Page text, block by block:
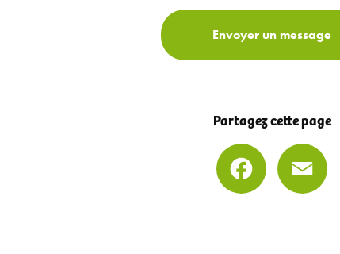
Envoyer un message
Partagez cette page
Facebook